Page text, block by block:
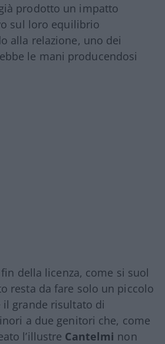
prodotto un impatto
sul loro equilibrio
alla relazione, uno dei
le mani producendosi
della licenza, come si suol
resta da fare solo un piccolo
il grande risultato di
a due genitori che, come
l’illustre Cantelmi non